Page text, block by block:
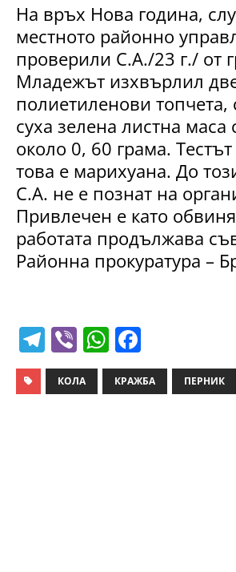
На връх Нова година,
местното районно
проверили С.А./23 г./ от
Младежът изхвърлил
полиетиленови
суха зелена листна маса
около 0, 60 грама.
това е марихуана. До
С.А. не е познат на
Привлечен е като
работата продължава
Районна прокуратура –
T
el
e
Vi
b
er
W
h
at
a
c
КОЛА КРАЖБА ПЕРНИК